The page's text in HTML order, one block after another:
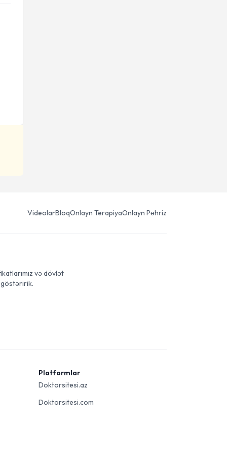
VideolarBloqOnlayn TerapiyaOnlayn Pəhriz
və dövlət
göstəririk.
Platformlar
Doktorsitesi.az
Doktorsitesi.com